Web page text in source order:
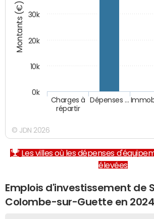
Montants (€)
Charges à
répartir
Dépenses …
0k
10k
20k
30k
© JDN 2026
Les villes où les dépenses
élevées
Emplois d'investissement de
Colombe-sur-Guette en